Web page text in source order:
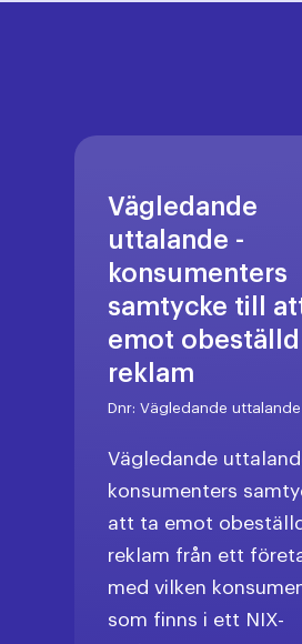
Vägledande
uttalande -
konsumenters
samtycke till
emot obeställd
reklam
Dnr:Vägledande uttalande
Vägledande
konsumenters
att ta emot
reklam från ett
med vilken
som finns i ett NIX-